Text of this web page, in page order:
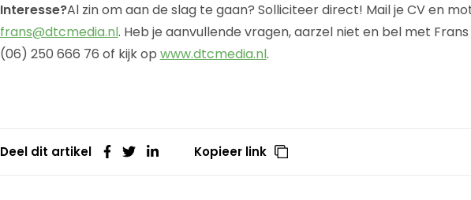
Interesse?Al zin om aan de slag te gaan? Solliciteer direct! Mail je CV en
frans@dtcmedia.nl. Heb je aanvullende vragen, aarzel niet en bel met
(06) 250 666 76 of kijk op www.dtcmedia.nl.
Deel dit artikel Kopieer link